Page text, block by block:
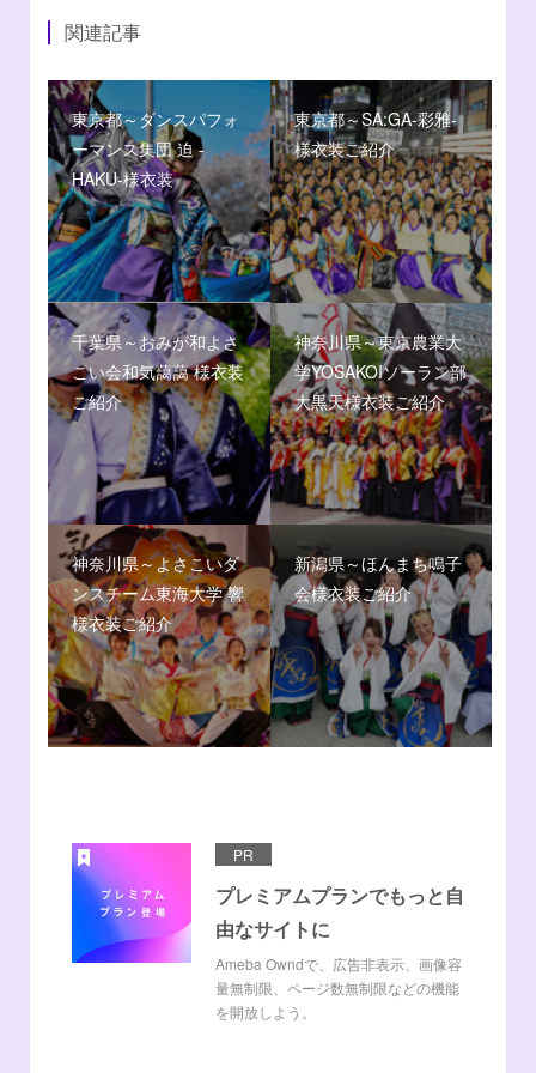
関連記事
東京都～ダンスパフォ
ーマンス集団 迫 -
HAKU-様衣装
東京都～SA:GA-彩雅-
様衣装ご紹介
千葉県～おみが和よさ
こい会和気藹藹 様衣装
ご紹介
神奈川県～東京農業大
学YOSAKOIソーラン部
大黒天様衣装ご紹介
神奈川県～よさこいダ
ンスチーム東海大学 響
様衣装ご紹介
新潟県～ほんまち鳴子
会様衣装ご紹介
PR
プレミアムプランでもっと自
由なサイトに
Ameba Owndで、広告非表示、画像容
量無制限、ページ数無制限などの機能
を開放しよう。